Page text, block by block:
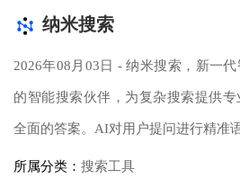
纳米搜索
2026年08月03日 - 纳米搜索，新一
的智能搜索伙伴，为复杂搜索提供
全面的答案。AI对用户提问进行精准
所属分类： 搜索工具